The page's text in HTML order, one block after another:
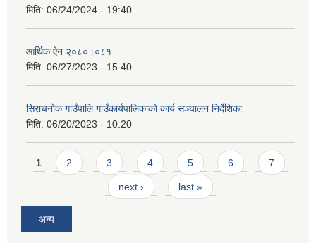
मिति: 06/24/2024 - 19:40
आर्थिक ऐन २०८०।०८१
मिति: 06/27/2023 - 15:40
सिराचनोक गाउँपालि गाउँकार्यपालिकाको कार्य सञ्चालन निर्देशिका
मिति: 06/20/2023 - 10:20
Pages
1 2 3 4 5 6 7
next › last »
अन्य